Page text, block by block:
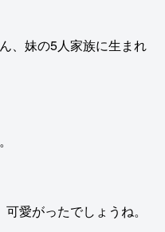
、妹の5人家族に生まれ
愛がったでしょうね。